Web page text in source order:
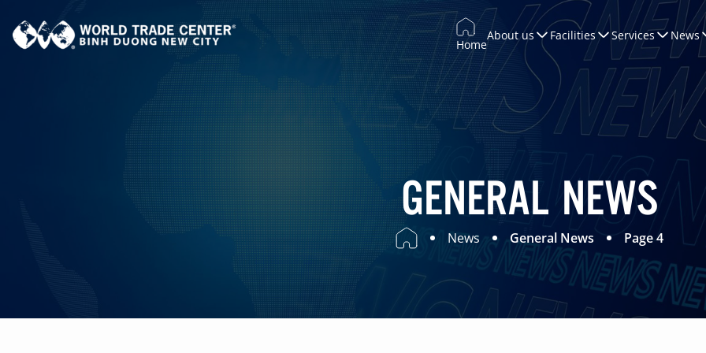
Home
About us Facilities Services
Trade Promotion
Training & Development
WTCCONNECT
Marketing
News
GENERAL NEWS
News General News Page 4